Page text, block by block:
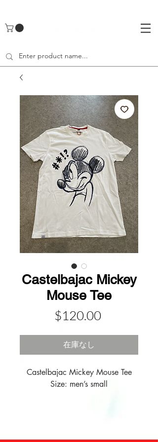
Castelbajac Mickey
Mouse Tee
$120.00価
在庫なし
Castelbajac Mickey Mouse Tee
Size: men’s small